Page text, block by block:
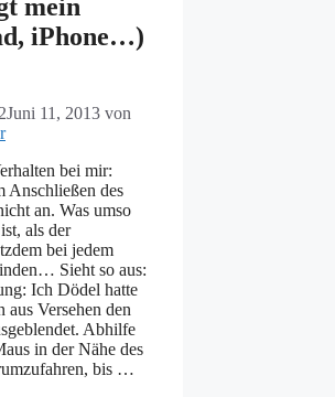
mein
iPhone…)
Juni 11, 2013 von
bei mir:
Anschließen des
an. Was umso
als der
bei jedem
Sieht so aus:
Ich Dödel hatte
Versehen den
Abhilfe
in der Nähe des
bis …